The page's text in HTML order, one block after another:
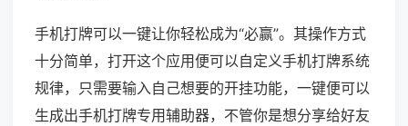
手机打牌可以一键让你轻松成为“必赢”。其操作方式
十分简单，打开这个应用便可以自定义手机打牌系统
规律，只需要输入自己想要的开挂功能，一键便可以
生成出手机打牌专用辅助器，不管你是想分享给好友